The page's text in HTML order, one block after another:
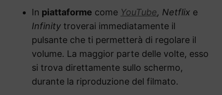
In piattaforme come YouTube, Netflix e
Infinity troverai immediatamente il
pulsante che ti permetterà di regolare il
volume. La maggior parte delle volte, esso
si trova direttamente sullo schermo,
durante la riproduzione del filmato.